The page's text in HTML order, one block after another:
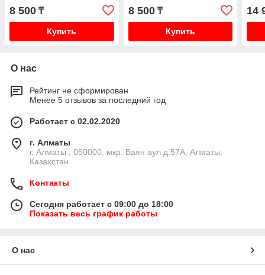
8 500 ₸
Купить
8 500₸
Купить
14
О нас
Рейтинг не сформирован
Менее 5 отзывов за последний год
Работает с 02.02.2020
г. Алматы
г. Алматы , 050000, мкр. Баян аул д.57А, Алматы,
Казахстан
Контакты
Сегодня работает с 09:00 до 18:00
Показать весь график работы
О нас